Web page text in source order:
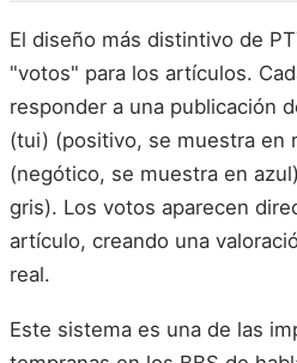
El diseño más distintivo de
"votos" para los artículos.
responder a una publicación
(tui) (positivo, se muestra en
(negótico, se muestra en
gris). Los votos aparecen
artículo, creando una
real.
Este sistema es una de las